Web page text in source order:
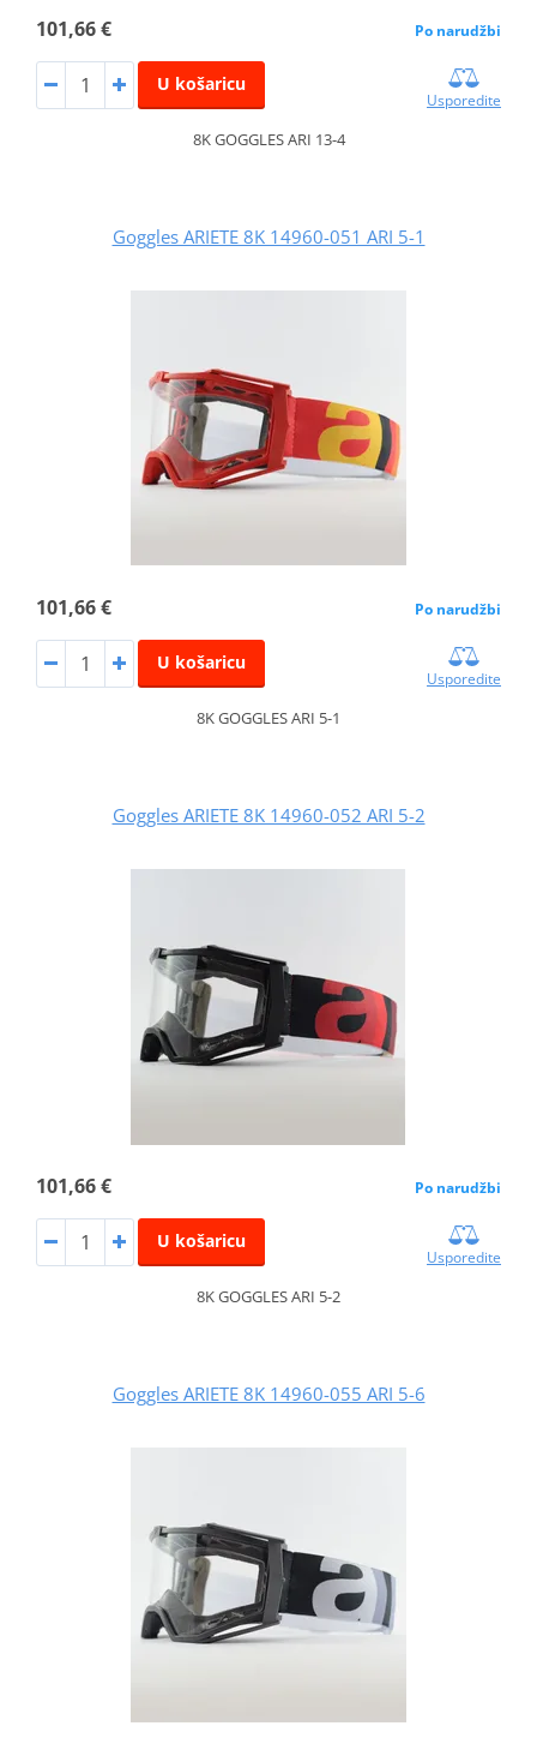
101,66 € Po narudžbi
U košaricu
Usporedite
8K GOGGLES ARI 13-4
Goggles ARIETE 8K 14960-051 ARI 5-1
101,66 € Po narudžbi
U košaricu
Usporedite
8K GOGGLES ARI 5-1
Goggles ARIETE 8K 14960-052 ARI 5-2
101,66 € Po narudžbi
U košaricu
Usporedite
8K GOGGLES ARI 5-2
Goggles ARIETE 8K 14960-055 ARI 5-6